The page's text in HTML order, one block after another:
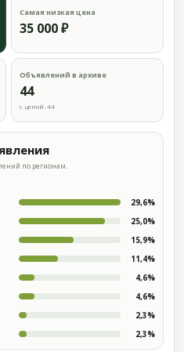
Самая низкая цена
35 000 ₽
Объявлений в архиве
44
с ценой: 44
по регионам.
29,6%
25,0%
15,9%
11,4%
4,6%
4,6%
2,3%
2,3%